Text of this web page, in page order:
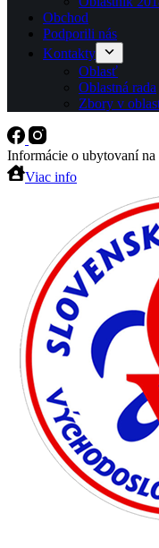
Obchod
Podporili nás
Kontakty
Oblasť
Oblastná rada
Zbory v
Informácie o ubytovaní na
Viac info